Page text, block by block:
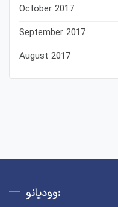
October 2017
September 2017
August 2017
وودیانو: